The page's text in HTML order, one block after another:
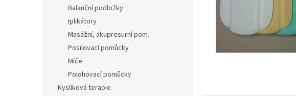
Balanční podložky
Iplikátory
Masážní, akupresurní pom.
Posilovací pomůcky
Míče
Polohovací pomůcky
Kyslíková terapie